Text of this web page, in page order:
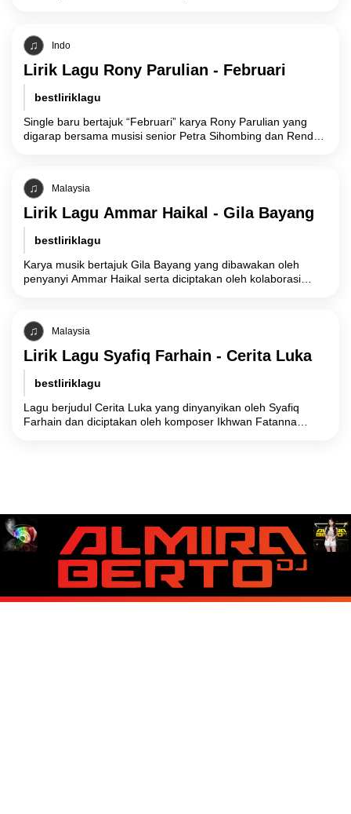
Indo
Lirik Lagu Rony Parulian - Februari
bestliriklagu
Single baru bertajuk “Februari” karya Rony Parulian yang
digarap bersama musisi senior Petra Sihombing dan Rendy
Malaysia
Lirik Lagu Ammar Haikal - Gila Bayang
bestliriklagu
Karya musik bertajuk Gila Bayang yang dibawakan oleh
penyanyi Ammar Haikal serta diciptakan oleh kolaborasi
Malaysia
Lirik Lagu Syafiq Farhain - Cerita Luka
bestliriklagu
Lagu berjudul Cerita Luka yang dinyanyikan oleh Syafiq
Farhain dan diciptakan oleh komposer Ikhwan Fatanna